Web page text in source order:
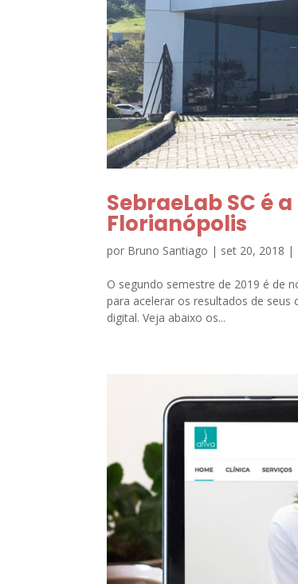
SebraeLab SC é
Florianópolis
por Bruno Santiago | set 20, 2018 |
O segundo semestre de 2019 é de
para acelerar os resultados de
digital. Veja abaixo os...